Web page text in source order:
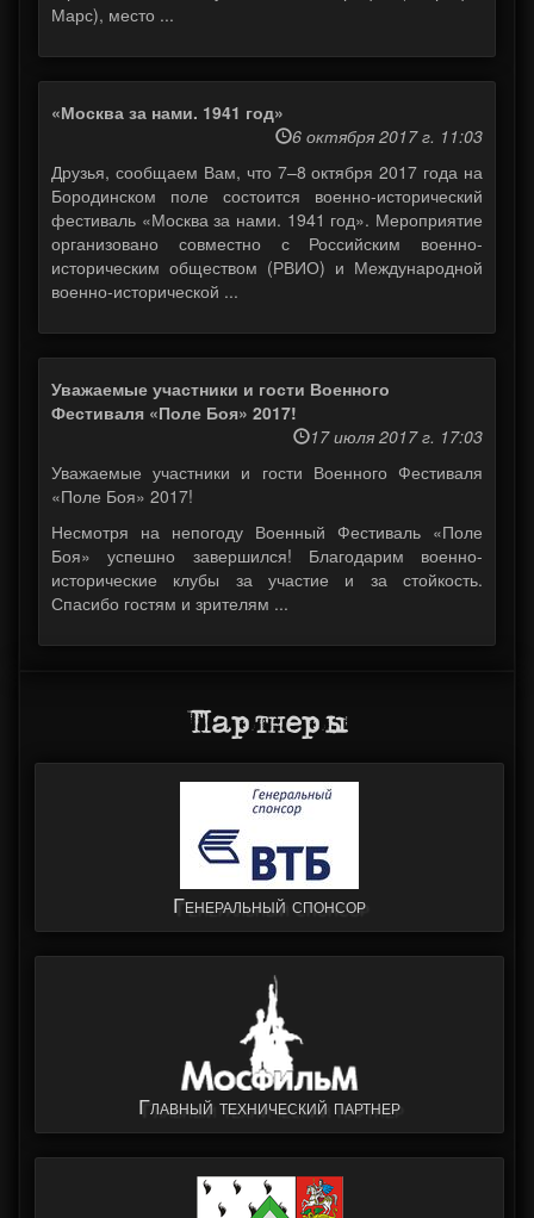
Марс), место ...
«Москва за нами. 1941 год»
6 октября 2017 г. 11:03
Друзья, сообщаем Вам, что 7–8 октября 2017 года на
Бородинском поле состоится военно-исторический
фестиваль «Москва за нами. 1941 год». Мероприятие
организовано совместно с Российским военно-
историческим обществом (РВИО) и Международной
военно-исторической ...
Уважаемые участники и гости Военного
Фестиваля «Поле Боя» 2017!
17 июля 2017 г. 17:03
Уважаемые участники и гости Военного Фестиваля
«Поле Боя» 2017!
Несмотря на непогоду Военный Фестиваль «Поле
Боя» успешно завершился! Благодарим военно-
исторические клубы за участие и за стойкость.
Спасибо гостям и зрителям ...
Партнеры
Генеральный спонсор
Главный технический партнер